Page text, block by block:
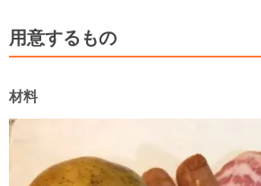
用意するもの
材料